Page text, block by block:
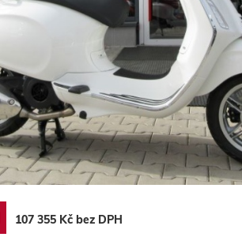
107 355 Kč bez DPH